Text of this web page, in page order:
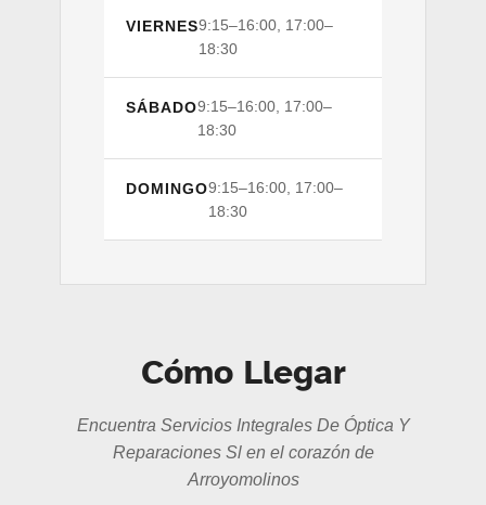
VIERNES9:15–16:00, 17:00–
18:30
SÁBADO9:15–16:00, 17:00–
18:30
DOMINGO9:15–16:00, 17:00–
18:30
Cómo Llegar
Encuentra Servicios Integrales De Óptica Y
Reparaciones Sl en el corazón de
Arroyomolinos